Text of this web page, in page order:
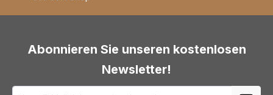
Abonnieren Sie unseren kostenlosen
Newsletter!